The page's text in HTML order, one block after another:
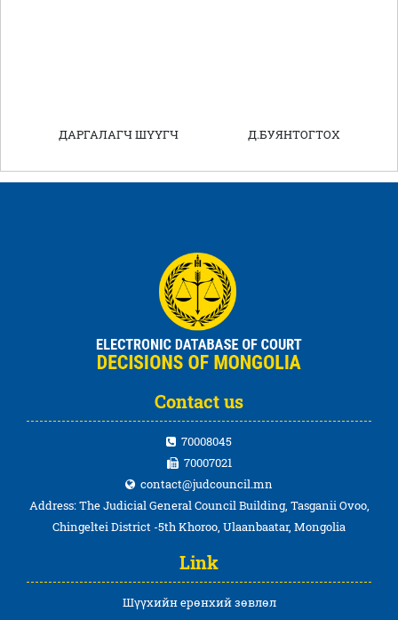
ДАРГАЛАГЧ ШҮҮГЧ Д.БУЯНТОГТОХ
Contact us
70008045
70007021
contact@judcouncil.mn
Address: The Judicial General Council Building, Tasganii Ovoo,
Chingeltei District -5th Khoroo, Ulaanbaatar, Mongolia
Link
Шүүхийн ерөнхий зөвлөл